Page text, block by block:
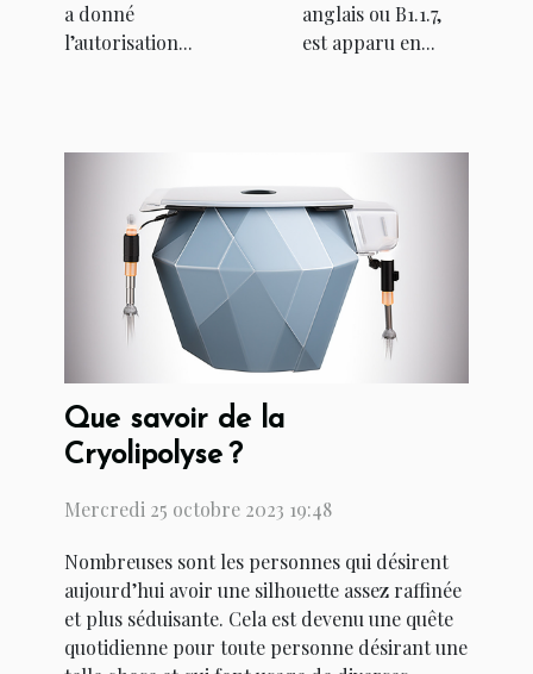
a donné
l’autorisation...
anglais ou B1.1.7,
est apparu en...
Que savoir de la
Cryolipolyse ?
Mercredi 25 octobre 2023 19:48
Nombreuses sont les personnes qui désirent
aujourd’hui avoir une silhouette assez raffinée
et plus séduisante. Cela est devenu une quête
quotidienne pour toute personne désirant une